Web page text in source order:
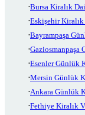
Bursa Kiralık
Eskişehir
Bayrampaşa
Gaziosmanpaşa
Esenler Günlük
Mersin Günlük
Ankara Günlük
Fethiye Kiralık